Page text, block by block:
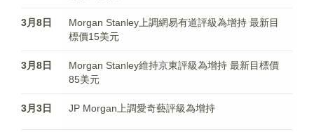
3月8日
Morgan Stanley上調網易有道評級為增持 最新目
標價15美元
3月8日
Morgan Stanley維持京東評級為增持 最新目標價
85美元
3月3日 JP Morgan上調愛奇藝評級為增持